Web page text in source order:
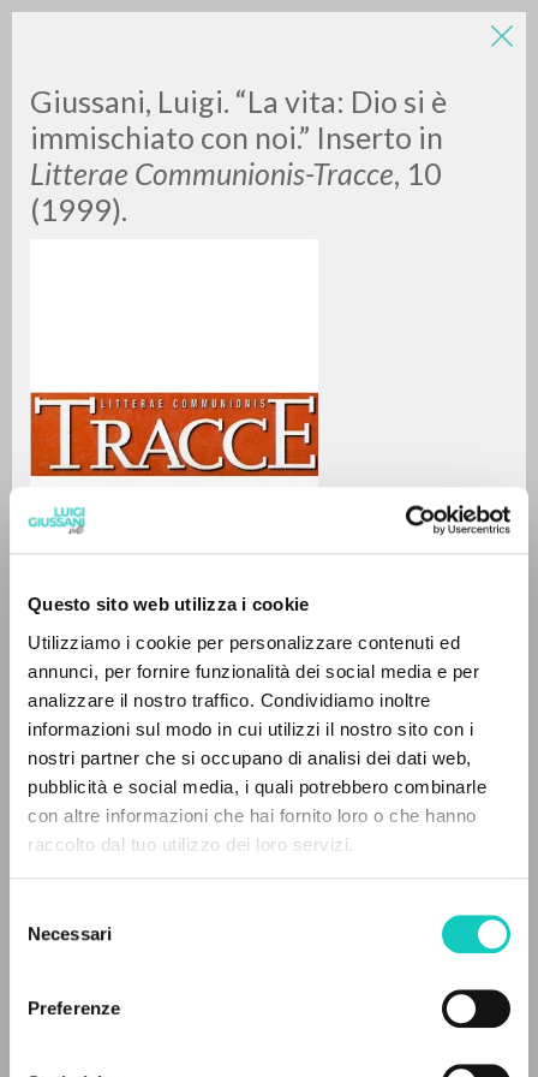
Questo sito web utilizza i cookie
Utilizziamo i cookie per personalizzare contenuti ed
annunci, per fornire funzionalità dei social media e per
analizzare il nostro traffico. Condividiamo inoltre
informazioni sul modo in cui utilizzi il nostro sito con i
nostri partner che si occupano di analisi dei dati web,
pubblicità e social media, i quali potrebbero combinarle
con altre informazioni che hai fornito loro o che hanno
raccolto dal tuo utilizzo dei loro servizi.
delNecessari
Preferenze
Giussani, Luigi. “La vita: Dio si è
immischiato con noi.” Inserto in
Litterae Communionis-Tracce, 10
(1999).
Giussani Luigi Autore
Italiano
Litterae Communionis-Tracce
1999
Pagine: 12
ULTIMO AGGIORNAMENTO
14/06/2018
LUIGI
GIUSSANI
0DOCUMENTI TROVATI
RISULTATI SUCCESSIVI